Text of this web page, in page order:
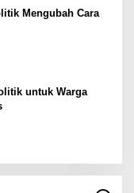
Mengubah Cara
untuk Warga